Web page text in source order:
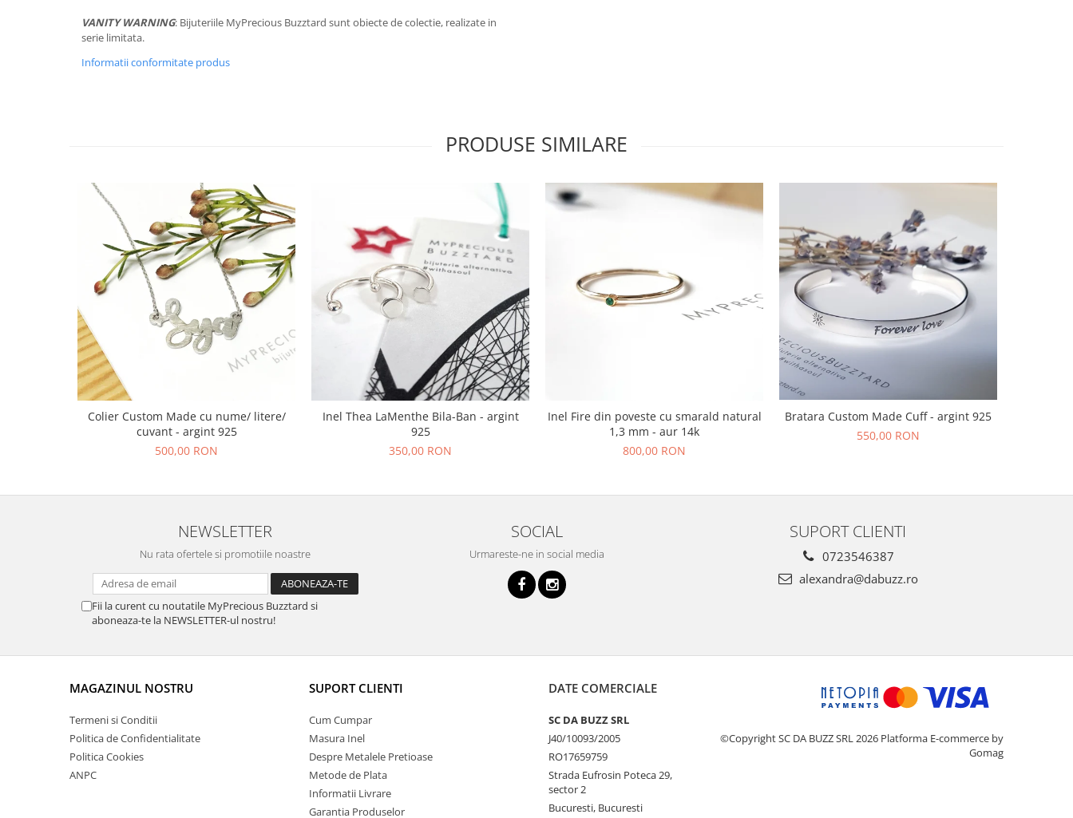
VANITY WARNING: Bijuteriile MyPrecious Buzztard sunt obiecte de colectie, realizate in
serie limitata.
Informatii conformitate produs
PRODUSE SIMILARE
Colier Custom Made cu nume/ litere/
cuvant - argint 925
500,00 RON
Inel Thea LaMenthe Bila-Ban - argint
925
350,00 RON
Inel Fire din poveste cu smarald natural
1,3 mm - aur 14k
800,00 RON
Bratara Custom Made Cuff - argint 925
550,00 RON
NEWSLETTER
Nu rata ofertele si promotiile noastre
Fii la curent cu noutatile MyPrecious Buzztard si
aboneaza-te la NEWSLETTER-ul nostru!
SOCIAL
Urmareste-ne in social media
SUPORT CLIENTI
0723546387
alexandra@dabuzz.ro
MAGAZINUL NOSTRU
Termeni si Conditii
Politica de Confidentialitate
Politica Cookies
ANPC
SUPORT CLIENTI
Cum Cumpar
Masura Inel
Despre Metalele Pretioase
Metode de Plata
Informatii Livrare
Garantia Produselor
DATE COMERCIALE
SC DA BUZZ SRL
J40/10093/2005
RO17659759
Strada Eufrosin Poteca 29,
sector 2
Bucuresti, Bucuresti
©Copyright SC DA BUZZ SRL 2026 Platforma E-commerce by
Gomag